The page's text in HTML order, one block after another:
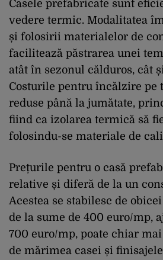
Casele prefabricate sunt
vedere termic. Modalitatea
și folosirii materialelor de
facilitează păstrarea unei
atât în sezonul călduros, cât
Costurile pentru încălzire
reduse până la jumătate,
fiind ca izolarea termică să
folosindu-se materiale de
Prețurile pentru o casă
relative și diferă de la un
Acestea se stabilesc de
de la sume de 400 euro/mp,
700 euro/mp, poate chiar
de mărimea casei și